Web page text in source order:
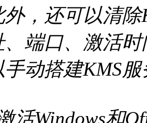
，还可以清
、端口、激活
手动搭建KMS
活Windows和